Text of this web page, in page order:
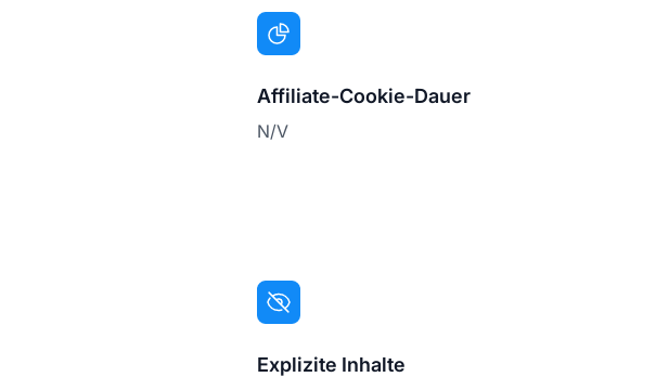
Affiliate-Cookie-Dauer
N/V
Explizite Inhalte